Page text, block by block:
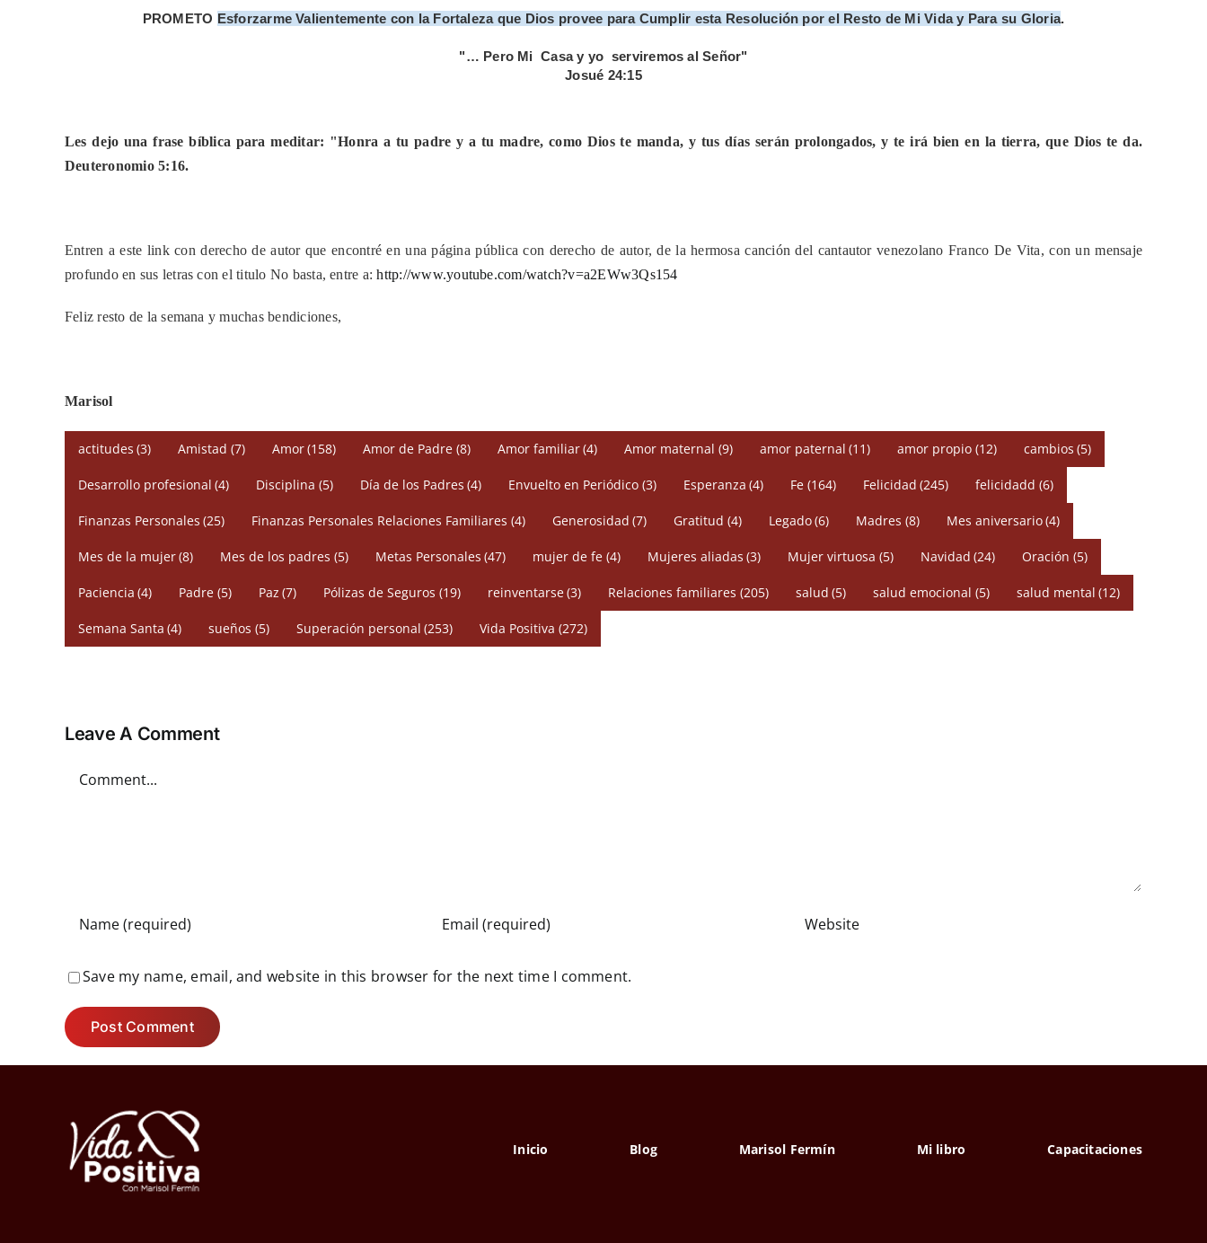
PROMETO Esforzarme Valientemente con la Fortaleza que Dios provee para Cumplir esta Resolución por el Resto de Mi Vida y Para su Gloria.
"… Pero Mi Casa y yo serviremos al Señor"
Josué 24:15
Les dejo una frase bíblica para meditar: "Honra a tu padre y a tu madre, como Dios te manda, y tus días serán prolongados, y te irá bien en la tierra, que Dios te da.
Deuteronomio 5:16.
Entren a este link con derecho de autor que encontré en una página pública con derecho de autor, de la hermosa canción del cantautor venezolano Franco De Vita, con un mensaje
profundo en sus letras con el titulo No basta, entre a:http://www.youtube.com/watch?v=a2EWw3Qs154
Feliz resto de la semana y muchas bendiciones,
Marisol
actitudes (3) Amistad (7) Amor(158) Amor de Padre (8) Amor familiar(4) Amor maternal (9) amor paternal (11) amor propio (12) cambios (5)
Desarrollo profesional (4) Disciplina (5) Día de los Padres (4) Envuelto en Periódico (3) Esperanza (4) Fe (164) Felicidad (245) felicidadd (6)
Finanzas Personales (25) Finanzas Personales Relaciones Familiares (4) Generosidad (7) Gratitud (4) Legado(6) Madres (8) Mes aniversario(4)
Mes de la mujer(8) Mes de los padres (5) Metas Personales (47) mujer de fe (4) Mujeres aliadas (3) Mujer virtuosa (5) Navidad (24) Oración (5)
Paciencia (4) Padre (5) Paz (7) Pólizas de Seguros (19) reinventarse(3) Relaciones familiares (205) salud (5) salud emocional (5) salud mental (12)
Semana Santa (4) sueños (5) Superación personal (253) Vida Positiva (272)
Leave A Comment
Save my name, email, and website in this browser for the next time I comment.
Inicio Blog Marisol Fermín Mi libro Capacitaciones